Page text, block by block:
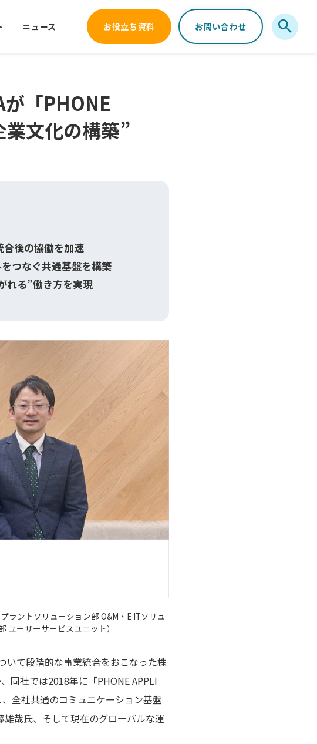
ニュース お役立ち資料 お問い合わせ
「PHONE
文化の構築”
後の協働を加速
つなぐ共通基盤を構築​
れる”働き方を実現
ラントソリューション部 O&M・E ITソリュ
ユーザーサービスユニット）
いて段階的な事業統合をおこなった株
同社では2018年に「PHONE APPLI
全社共通のコミュニケーション基盤
哉氏、そして現在のグローバルな運